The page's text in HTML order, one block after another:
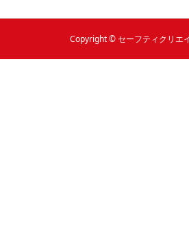
Copyright © セーフティクリエ